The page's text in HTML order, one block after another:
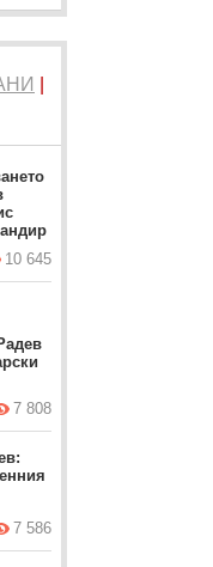
10 645
7 808
7 586